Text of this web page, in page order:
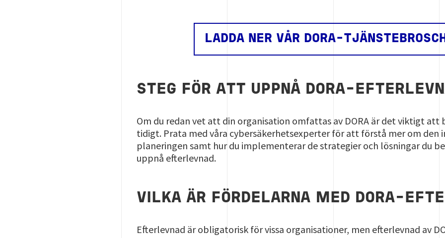
LADDA NER VÅR DORA-
STEG FÖR ATT UPPNÅ DORA-
Om du redan vet att din organisation omfattas av DORA är det viktigt
tidigt. Prata med våra cybersäkerhetsexperter för att förstå mer om den
planeringen samt hur du implementerar de strategier och lösningar du
uppnå efterlevnad.
VILKA ÄR FÖRDELARNA MED DORA-
Efterlevnad är obligatorisk för vissa organisationer, men efterlevnad av